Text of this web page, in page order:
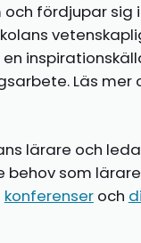
fördjupar sig
Läs
lärare och
som
konferenseroch